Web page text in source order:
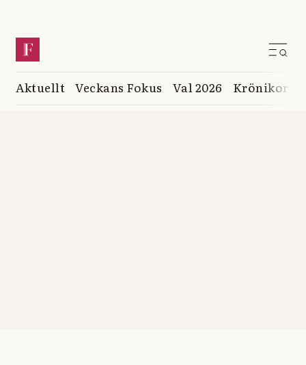
Aktuellt Veckans Fokus Val 2026 Krönikor